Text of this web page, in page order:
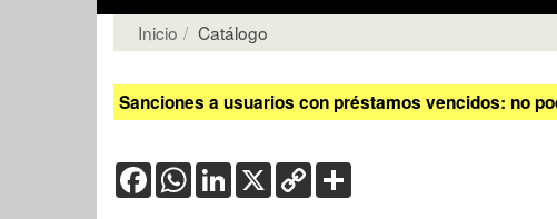
Inicio Catálogo
Sanciones a usuarios con préstamos vencidos: no
FacebookWhatsApp
LinkedIn
X Copy
Link